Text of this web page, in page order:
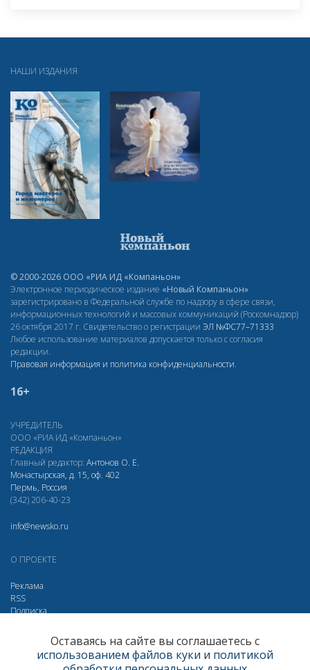
НАШИ ИЗДАНИЯ
© 2000-2026 ООО «РИА ИД «Компаньон»
Электронное периодическое издание «Новый Компаньон»
зарегистрировано в Федеральной службе по надзору в сфере связи,
информационных технологий и массовых коммуникаций (Роскомнадзор)
26 октября 2017 г. Свидетельство о регистрации ЭЛ №ФС77–71333
Любое использование материалов допускается только с согласия
редакции.
Правовая информация и политика конфиденциальности.
16+
УЧРЕДИТЕЛЬ
ООО «РИА ИД «Компаньон»
РЕДАКЦИЯ
Главный редактор: Антонов О. Е.
Монастырская, д. 15, оф. 402
Пермь, Россия
(342) 206-40-23
info@newsko.ru
О ПРОЕКТЕ
Реклама
RSS
Подписка
Одноклассники
Яндекс.Метрика за 30 дней
Оставаясь на сайте вы соглашаетесь с
использованием файлов куки и политикой